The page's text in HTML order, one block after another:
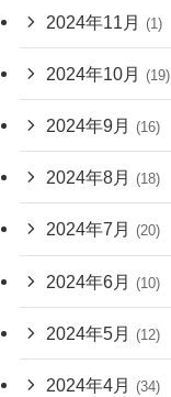
2024年11月 (1)
2024年10月 (19)
2024年9月 (16)
2024年8月 (18)
2024年7月 (20)
2024年6月 (10)
2024年5月 (12)
2024年4月 (34)